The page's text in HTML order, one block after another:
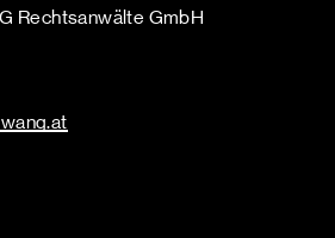
Rechtsanwälte GmbH
.at